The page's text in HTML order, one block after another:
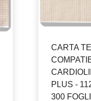
CARTA
PLUS -
300